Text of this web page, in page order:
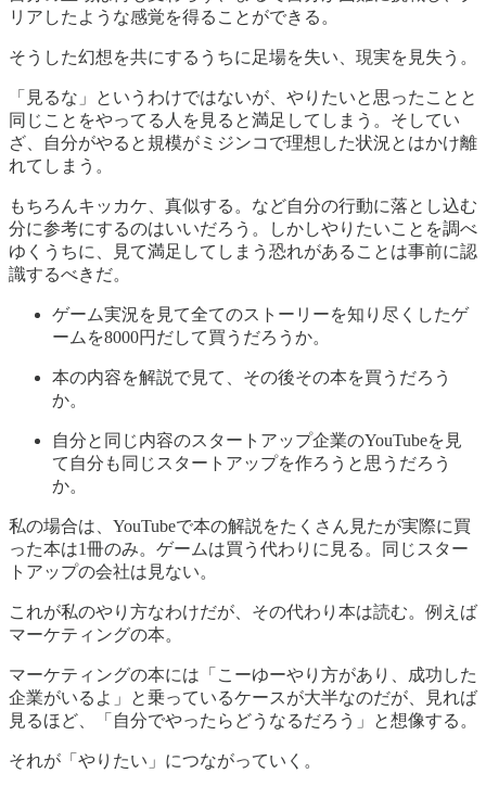
リアしたような感覚を得ることができる。
そうした幻想を共にするうちに足場を失い、現実を見失う。
「見るな」というわけではないが、やりたいと思ったことと
同じことをやってる人を見ると満足してしまう。そしてい
ざ、自分がやると規模がミジンコで理想した状況とはかけ離
れてしまう。
もちろんキッカケ、真似する。など自分の行動に落とし込む
分に参考にするのはいいだろう。しかしやりたいことを調べ
ゆくうちに、見て満足してしまう恐れがあることは事前に認
識するべきだ。
ゲーム実況を見て全てのストーリーを知り尽くしたゲ
ームを8000円だして買うだろうか。
本の内容を解説で見て、その後その本を買うだろう
か。
自分と同じ内容のスタートアップ企業のYouTubeを見
て自分も同じスタートアップを作ろうと思うだろう
か。
私の場合は、YouTubeで本の解説をたくさん見たが実際に買
った本は1冊のみ。ゲームは買う代わりに見る。同じスター
トアップの会社は見ない。
これが私のやり方なわけだが、その代わり本は読む。例えば
マーケティングの本。
マーケティングの本には「こーゆーやり方があり、成功した
企業がいるよ」と乗っているケースが大半なのだが、見れば
見るほど、「自分でやったらどうなるだろう」と想像する。
それが「やりたい」につながっていく。